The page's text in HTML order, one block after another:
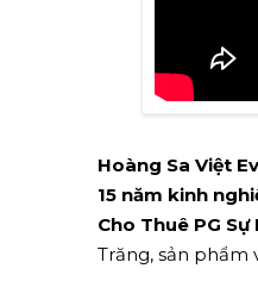
Hoàng Sa Việt
15 năm kinh
Cho Thuê PG
Trăng, sản phẩm